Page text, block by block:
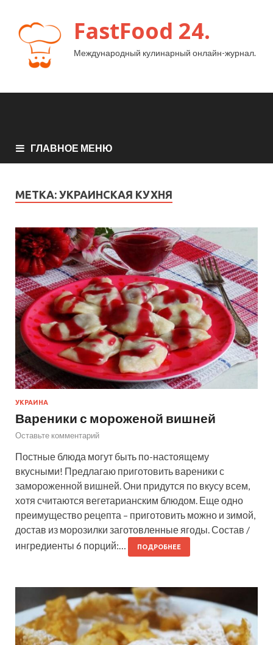
FastFood 24.
Международный кулинарный онлайн-журнал.
ГЛАВНОЕ МЕНЮ
МЕТКА: УКРАИНСКАЯ КУХНЯ
УКРАИНА
Вареники с мороженой вишней
Оставьте комментарий
Постные блюда могут быть по-настоящему
вкусными! Предлагаю приготовить вареники с
замороженной вишней. Они придутся по вкусу всем,
хотя считаются вегетарианским блюдом. Еще одно
преимущество рецепта – приготовить можно и зимой,
достав из морозилки заготовленные ягоды. Состав /
ингредиенты 6 порций:…
ПОДРОБНЕЕ